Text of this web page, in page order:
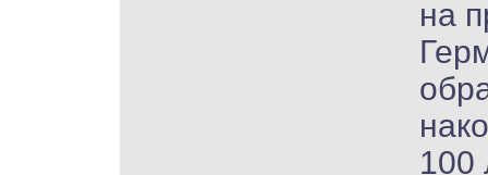
на
100